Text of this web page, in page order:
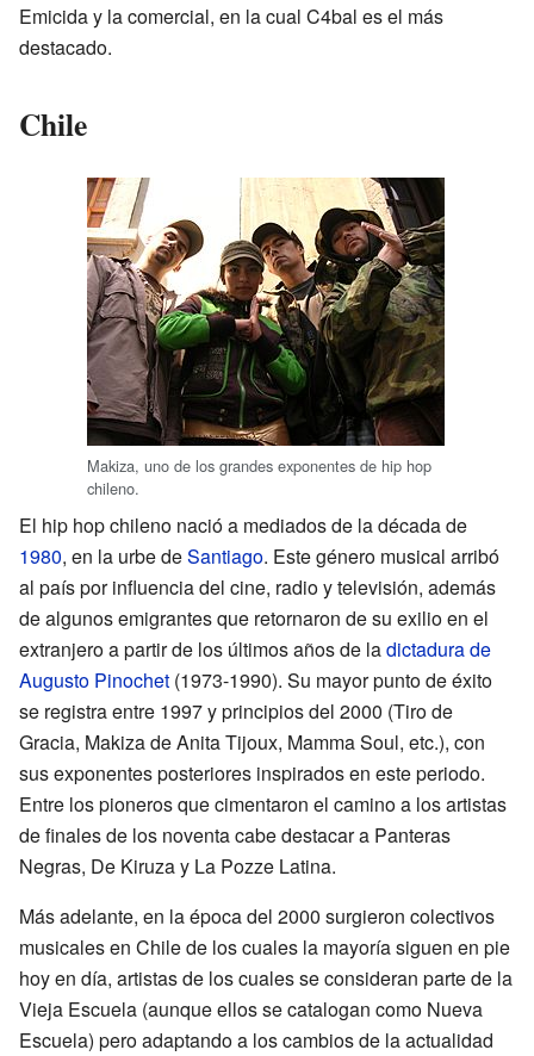
Emicida y la comercial, en la cual C4bal es el más
destacado.
Chile
Makiza, uno de los grandes exponentes de hip hop
chileno.
El hip hop chileno nació a mediados de la década de
1980, en la urbe deSantiago. Este género musical arribó
al país por influencia del cine, radio y televisión, además
de algunos emigrantes que retornaron de su exilio en el
extranjero a partir de los últimos años de ladictadura de
Augusto Pinochet (1973-1990). Su mayor punto de éxito
se registra entre 1997 y principios del 2000 (Tiro de
Gracia, Makiza de Anita Tijoux, Mamma Soul, etc.), con
sus exponentes posteriores inspirados en este periodo.
Entre los pioneros que cimentaron el camino a los artistas
de finales de los noventa cabe destacar a Panteras
Negras, De Kiruza y La Pozze Latina.
Más adelante, en la época del 2000 surgieron colectivos
musicales en Chile de los cuales la mayoría siguen en pie
hoy en día, artistas de los cuales se consideran parte de la
Vieja Escuela (aunque ellos se catalogan como Nueva
Escuela) pero adaptando a los cambios de la actualidad